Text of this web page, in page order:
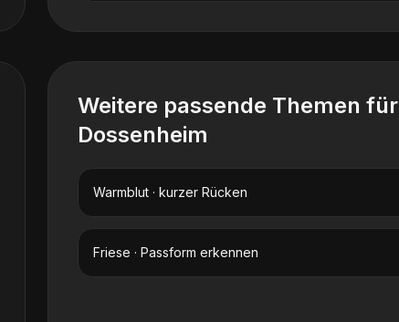
Weitere passende Themen für
Dossenheim
Warmblut · kurzer Rücken
Friese · Passform erkennen